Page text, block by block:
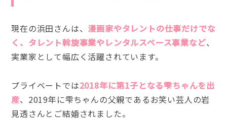
現在の浜田さんは、 漫画家やタレントの仕事だけでな
く、タレント斡旋事業やレンタルスペース事業など、
実業家として幅広く活躍されています。
プライベートでは2018年に第1子となる雫ちゃんを出
産、2019年に雫ちゃんの父親であるお笑い芸人の岩
見透さんとご結婚されました。